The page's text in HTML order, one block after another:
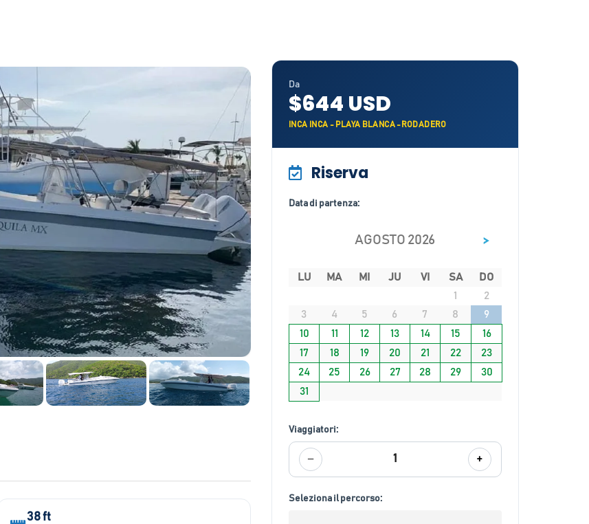
38 ft
Da
$644 USD
INCA INCA - PLAYA BLANCA -RODADERO
Riserva
Data di partenza:
AGOSTO 2026 >
LU MA MI JU VI SA
DO
1
2
3
4 5 6 7 8
9
10
11 12 13 14 15
16
17
18 19 20 21 22
23
24
25 26 27 28 29
30
31
Viaggiatori:
− 1 +
Seleziona il percorso: